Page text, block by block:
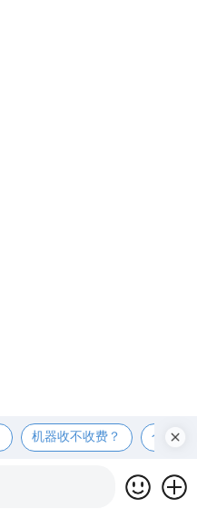
机器收不收费？ 个人可